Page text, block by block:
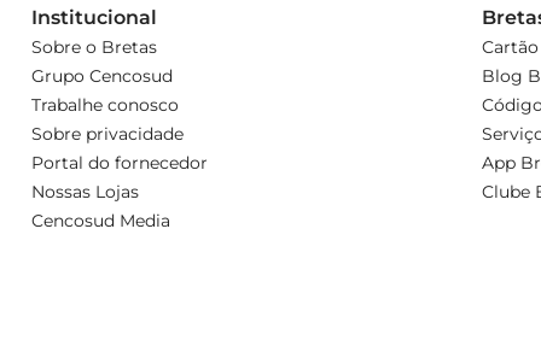
Institucional
Sobre o Bretas
Grupo Cencosud
Trabalhe conosco
Sobre privacidade
Portal do fornecedor
Nossas Lojas
Cencosud Media
Blog
App
Clube